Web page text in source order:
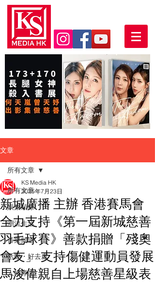
文章
所有文章
娛樂頭條
潮流生活
音樂頻道
活動・好去處
人物專訪
所有文章
新城廣播 主辦 香港賽馬會
全力支持《第一屆新城慈善
羽毛球賽》善款捐贈「殘奧
會友」 支持傷健運動員發展
馬浚偉親自上場慈善星級表
KS Media HK
2025年7月23日